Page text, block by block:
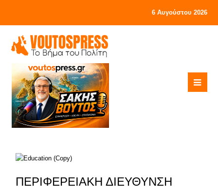
6 Αυγούστου 2026
ΠΕΡΙΦΕΡΕΙΑΚΗ ΔΙΕΥΘΥΝΣΗ